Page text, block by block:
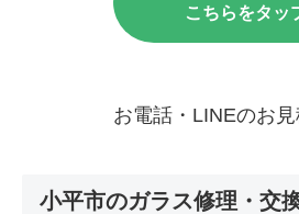
こちらをタッ
お電話・LINEのお見
小平市のガラス修理・交